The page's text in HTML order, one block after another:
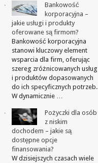
Bankowość
korporacyjna –
jakie usługi i produkty
oferowane są firmom?
Bankowość korporacyjna
stanowi kluczowy element
wsparcia dla firm, oferując
szereg zróżnicowanych usług
i produktów dopasowanych
do ich specyficznych potrzeb.
W dynamicznie …
Pożyczki dla osób
z niskim
dochodem – jakie są
dostępne opcje
finansowania?
W dzisiejszych czasach wiele